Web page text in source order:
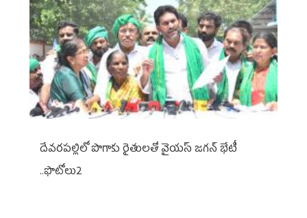
దేవరపల్లిలో పొగాకు రైతులతో వైయస్ జగన్ భేటీ
..ఫొటోలు2